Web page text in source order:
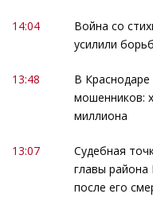
14:04
Война со
усилили
13:48
В
мошенников:
миллиона
13:07
Судебная
главы
после его